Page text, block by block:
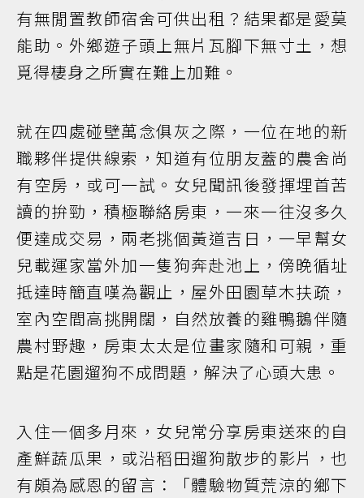
有無閒置教師宿舍可供出租？結果都是愛莫
能助。外鄉遊子頭上無片瓦腳下無寸土，想
覓得棲身之所實在難上加難。
就在四處碰壁萬念俱灰之際，一位在地的新
職夥伴提供線索，知道有位朋友蓋的農舍尚
有空房，或可一試。女兒聞訊後發揮埋首苦
讀的拚勁，積極聯絡房東，一來一往沒多久
便達成交易，兩老挑個黃道吉日，一早幫女
兒載運家當外加一隻狗奔赴池上，傍晚循址
抵達時簡直嘆為觀止，屋外田園草木扶疏，
室內空間高挑開闊，自然放養的雞鴨鵝伴隨
農村野趣，房東太太是位畫家隨和可親，重
點是花園遛狗不成問題，解決了心頭大患。
入住一個多月來，女兒常分享房東送來的自
產鮮蔬瓜果，或沿稻田遛狗散步的影片，也
有頗為感恩的留言：「體驗物質荒涼的鄉下